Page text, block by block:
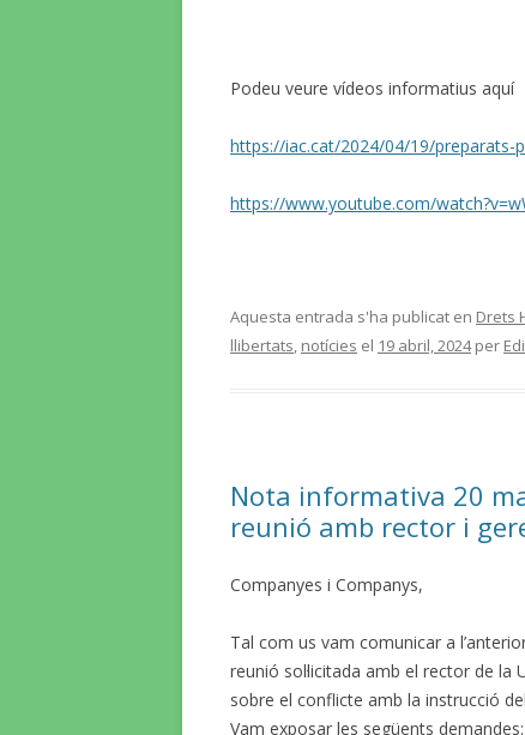
Podeu veure vídeos informatius aquí
https://iac.cat/2024/04/19/preparats-
https://www.youtube.com/
Aquesta entrada s'ha publicat en Drets
llibertats, notícies el 19 abril, 2024per
Nota informativa 20
reunió amb rector i
Companyes i Companys,
Tal com us vam comunicar a
reunió sol·licitada amb el rector de
sobre el conflicte amb la instrucció
Vam exposar les següents demandes: